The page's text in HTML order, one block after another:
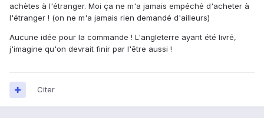
achètes à l'étranger. Moi ça ne m'a jamais empéché d'acheter à
l'étranger ! (on ne m'a jamais rien demandé d'ailleurs)
Aucune idée pour la commande ! L'angleterre ayant été livré,
j'imagine qu'on devrait finir par l'être aussi !
Citer